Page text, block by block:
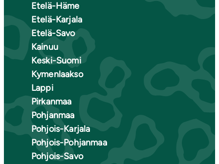
Etelä-Häme
Etelä-Karjala
Etelä-Savo
Kainuu
Keski-Suomi
Kymenlaakso
Lappi
Pirkanmaa
Pohjanmaa
Pohjois-Karjala
Pohjois-Pohjanmaa
Pohjois-Savo